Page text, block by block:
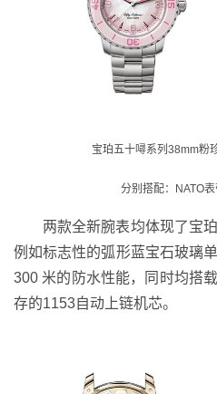
宝珀五十噚系列38mm粉
分别搭配：NATO
两款全新腕表均体现了宝
例如标志性的弧形蓝宝石玻璃
300 米的防水性能，同时均搭
存的1153自动上链机芯。